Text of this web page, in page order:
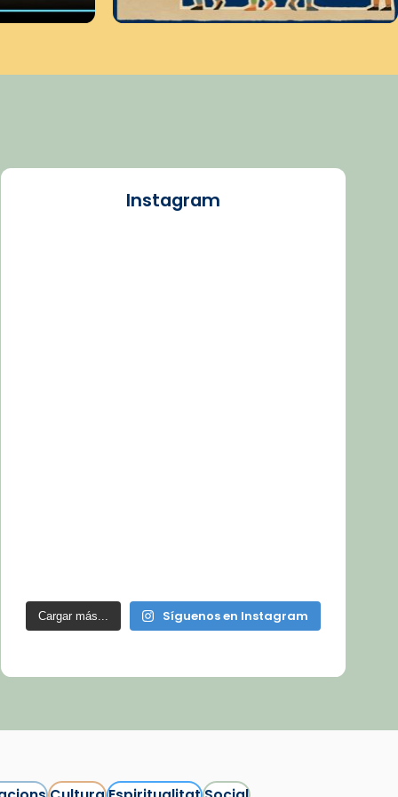
Instagram
Cargar más... Síguenos en Instagram